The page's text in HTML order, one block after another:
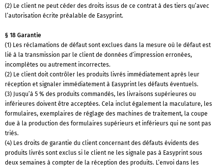
(2) Le client ne peut céder des droits issus de ce contrat à des tiers qu’avec
l’autorisation écrite préalable de Easyprint.
§ 18 Garantie
(1) Les réclamations de défaut sont exclues dans la mesure où le défaut est
lié à la transmission par le client de données d’impression erronées,
incomplètes ou autrement incorrectes.
(2) Le client doit contrôler les produits livrés immédiatement après leur
réception et signaler immédiatement à Easyprint les défauts éventuels.
(3) Jusqu’à 5 % des produits commandés, les livraisons supérieures ou
inférieures doivent être acceptées. Cela inclut également la maculature, les
formulaires, exemplaires de réglage des machines de traitement, la coupe
due à la production des formulaires supérieurs et inférieurs qui ne sont pas
triés.
(4) Les droits de garantie du client concernant des défauts évidents des
produits livrés sont exclus si le client ne les signale pas à Easyprint sous
deux semaines à compter de la réception des produits. L’envoi dans les